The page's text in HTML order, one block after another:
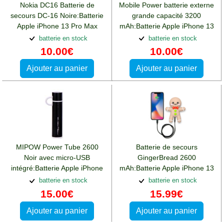
Nokia DC16 Batterie de
secours DC-16 Noire:Batterie
Apple iPhone 13 Pro Max
batterie en stock
10.00€
Ajouter au panier
Mobile Power batterie externe
grande capacité 3200
mAh:Batterie Apple iPhone 13
Pro Max
batterie en stock
10.00€
Ajouter au panier
MIPOW Power Tube 2600
Noir avec micro-USB
intégré:Batterie Apple iPhone
13 Pro Max
batterie en stock
15.00€
Ajouter au panier
Batterie de secours
GingerBread 2600
mAh:Batterie Apple iPhone 13
Pro Max
batterie en stock
15.99€
Ajouter au panier